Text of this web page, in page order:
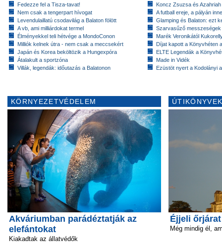
Fedezze fel a Tisza-tavat!
Nem csak a tengerpart hívogat
Levendulaillatú csodavilág a Balaton fölött
A vb, ami milliárdokat termel
Élményekkel teli hétvége a MondoConon
Milliók kelnek útra - nem csak a meccsekért
Japán és Korea beköltözik a Hungexpóra
Átalakult a sportzóna
Villák, legendák: időutazás a Balatonon
Koncz Zsuzsa és
A futball ereje, a pályán
Glamping és Balaton: ezt
Szarvasűző messzeségek
Marék Veronikától
Díjat kapott a Könyvhéten
ELTE Legendák a
Made in Vidék
Ezüstöt nyert a Kodolányi
KÖRNYEZETVÉDELEM
Akváriumban parádéztatják az
elefántokat
Kiakadtak az állatvédők
Éjjeli
Még mindig él,